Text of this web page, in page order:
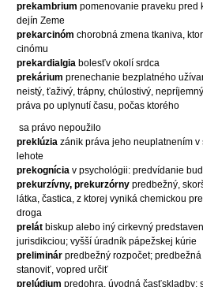
prekambrium pomenovanie praveku pred
dejín Zeme
prekarcinóm chorobná zmena tkaniva,
cinómu
prekardialgia bolesťv okolí srdca
prekárium prenechanie bezplatného
neistý, ťaživý, trápny, chúlostivý, nepríjemný
práva po uplynutí času, počas ktorého
sa právo nepoužilo
preklúzia zánik práva jeho neuplatnením
lehote
prekognícia v psychológii: predvídanie
prekurzívny, prekurzórny predbežný,
látka, častica, z ktorej vyniká chemickou
droga
prelát biskup alebo iný cirkevný
jurisdikciou; vyšší úradník pápežskej kúrie
preliminár predbežný rozpočet;
stanoviť, vopred určiť
prelúdium predohra, úvodná časťskladby;